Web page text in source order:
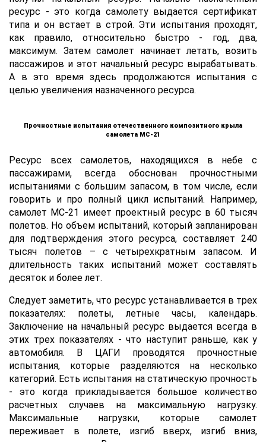
ресурс - это когда самолету выдается сертификат
типа и он встает в строй. Эти испытания проходят,
как правило, относительно быстро - год, два,
максимум. Затем самолет начинает летать, возить
пассажиров и этот начальный ресурс вырабатывать.
А в это время здесь продолжаются испытания с
целью увеличения назначенного ресурса.
Прочностные испытания отечественного композитного крыла
самолета МС-21
Ресурс всех самолетов, находящихся в небе с
пассажирами, всегда обоснован прочностными
испытаниями с большим запасом, в том числе, если
говорить и про полный цикл испытаний. Например,
самолет МС-21 имеет проектный ресурс в 60 тысяч
полетов. Но объем испытаний, который запланирован
для подтверждения этого ресурса, составляет 240
тысяч полетов – с четырехкратным запасом. И
длительность таких испытаний может составлять
десяток и более лет.
Следует заметить, что ресурс устанавливается в трех
показателях: полеты, летные часы, календарь.
Заключение на начальный ресурс выдается всегда в
этих трех показателях - что наступит раньше, как у
автомобиля. В ЦАГИ проводятся прочностные
испытания, которые разделяются на несколько
категорий. Есть испытания на статическую прочность
- это когда прикладывается большое количество
расчетных случаев на максимальную нагрузку.
Максимальные нагрузки, которые самолет
переживает в полете, изгиб вверх, изгиб вниз,